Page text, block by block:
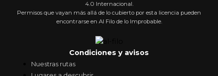
4.0 Internacional.
Permisos que vayan más allá de lo cubierto por esta licencia pueden
encontrarse en Al Filo de lo Improbable.
Condiciones y avisos
Nuestras rutas